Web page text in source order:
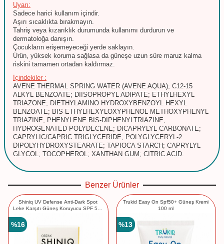
Uyarı:
Sadece harici kullanım içindir.
Aşırı sıcaklıkta bırakmayın.
Tahriş veya kızarıklık durumunda kullanımı durdurun ve
dermatoloğa danışın.
Çocukların erişemeyeceği yerde saklayın.
Ürün, yüksek koruma sağlasa da güneşe uzun süre maruz kalma
riskini tamamen ortadan kaldırmaz.
İçindekiler :
AVENE THERMAL SPRING WATER (AVENE AQUA); C12-15
ALKYL BENZOATE; DIISOPROPYL ADIPATE; ETHYLHEXYL
TRIAZONE; DIETHYLAMINO HYDROXYBENZOYL HEXYL
BENZOATE; BIS-ETHYLHEXYLOXYPHENOL METHOXYPHENYL
TRIAZINE; PHENYLENE BIS-DIPHENYLTRIAZINE;
HYDROGENATED POLYDECENE; DICAPRYLYL CARBONATE;
CAPRYLIC/CAPRIC TRIGLYCERIDE; POLYGLYCERYL-2
DIPOLYHYDROXYSTEARATE; TAPIOCA STARCH; CAPRYLYL
GLYCOL; TOCOPHEROL; XANTHAN GUM; CITRIC ACID.
Benzer Ürünler
Shiniq UV Defense Anti-Dark Spot
Leke Karşıtı Güneş Koruyucu SPF 50+
%16
Trukid Easy On Spf50+ Güneş Kremi
100 ml
%13